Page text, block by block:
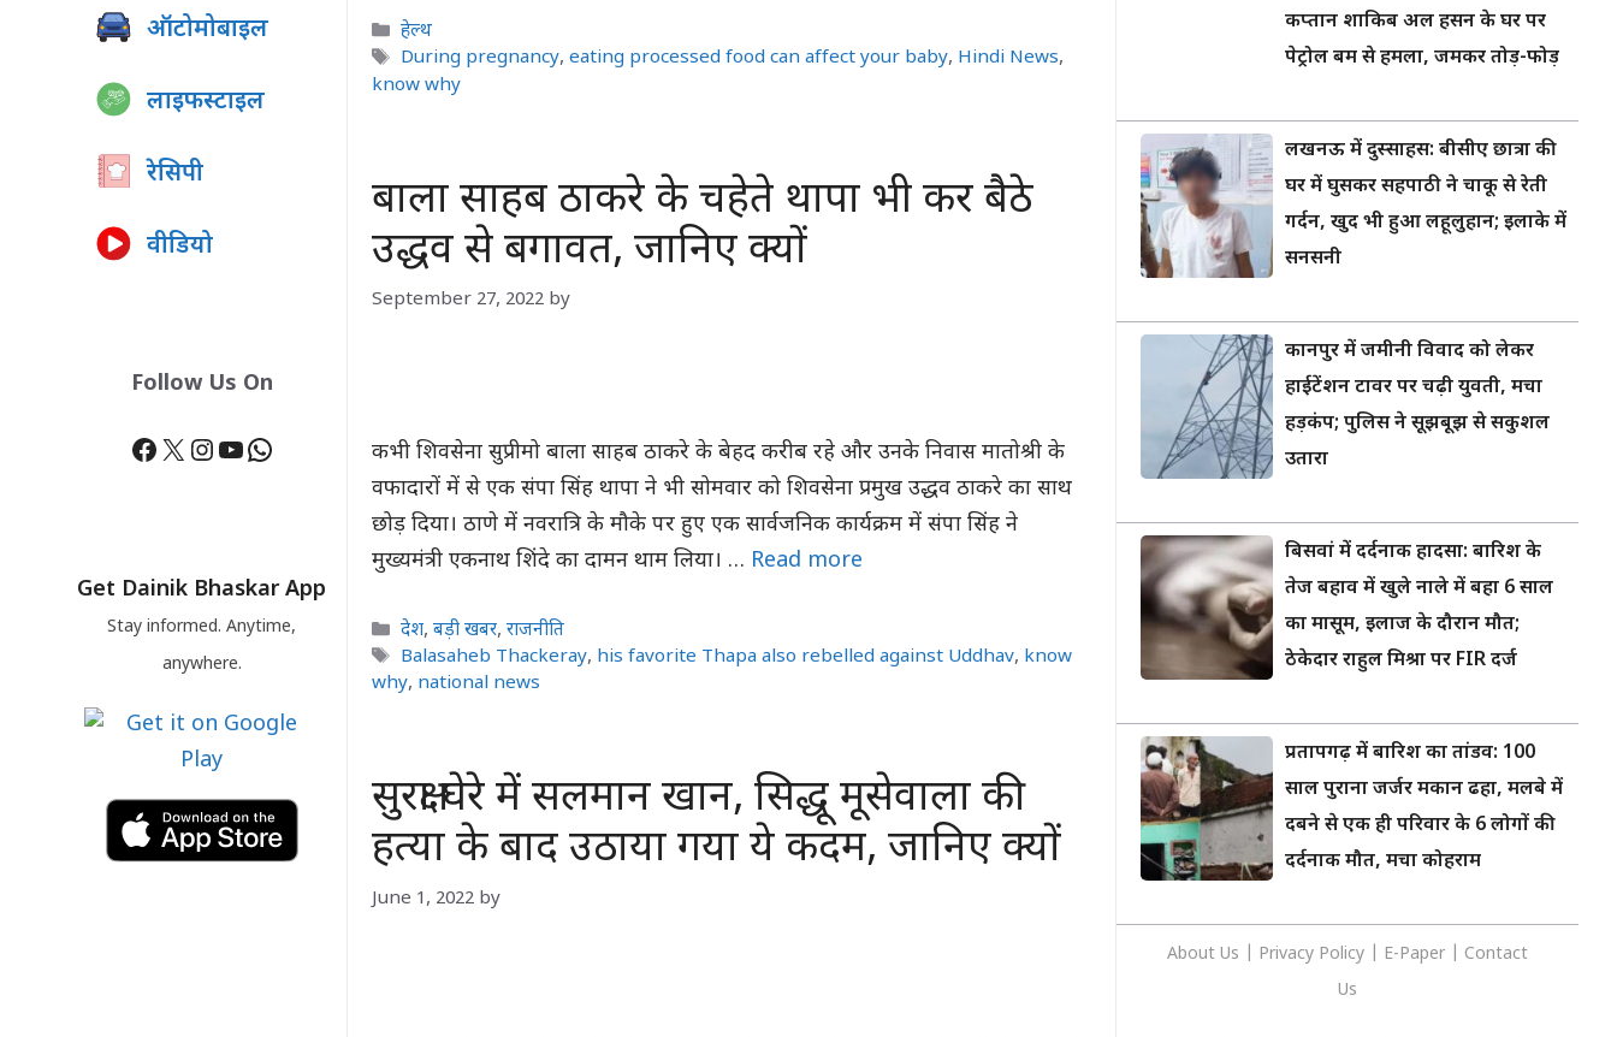
Categories
हेल्थ
Tags
During pregnancy,eating processed food can affect your baby, Hindi News,
know why
बाला साहब ठाकरे के चहेते थापा भी कर बैठे
उद्धव से बगावत, जानिए क्यों
September 27, 2022 by
कभी शिवसेना सुप्रीमो बाला साहब ठाकरे के बेहद करीब रहे और उनके निवास मातोश्री के
वफादारों में से एक संपा सिंह थापा ने भी सोमवार को शिवसेना प्रमुख उद्धव ठाकरे का साथ
छोड़ दिया। ठाणे में नवरात्रि के मौके पर हुए एक सार्वजनिक कार्यक्रम में संपा सिंह ने
मुख्यमंत्री एकनाथ शिंदे का दामन थाम लिया। … Read more
Categories
देश,बड़ी खबर,राजनीति
Tags
Balasaheb Thackeray, his favorite Thapa also rebelled against Uddhav, know
why, national news
सुरक्षा घेरे में सलमान खान, सिद्धू मूसेवाला की
हत्या के बाद उठाया गया ये कदम, जानिए क्यों
June 1, 2022 by
ऑटोमोबाइल
लाइफस्टाइल
रेसिपी
वीडियो
Follow Us On
Facebook
X Instagram
YouTube
WhatsApp
Get Dainik Bhaskar App
Stay informed. Anytime,
anywhere.
कप्तान शाकिब अल हसन के घर पर
पेट्रोल बम से हमला, जमकर तोड़-फोड़
लखनऊ में दुस्साहस: बीसीए छात्रा की
घर में घुसकर सहपाठी ने चाकू से रेती
गर्दन, खुद भी हुआ लहूलुहान; इलाके में
सनसनी
कानपुर में जमीनी विवाद को लेकर
हाईटेंशन टावर पर चढ़ी युवती, मचा
हड़कंप; पुलिस ने सूझबूझ से सकुशल
उतारा
बिसवां में दर्दनाक हादसा: बारिश के
तेज बहाव में खुले नाले में बहा 6 साल
का मासूम, इलाज के दौरान मौत;
ठेकेदार राहुल मिश्रा पर FIR दर्ज
प्रतापगढ़ में बारिश का तांडव: 100
साल पुराना जर्जर मकान ढहा, मलबे में
दबने से एक ही परिवार के 6 लोगों की
दर्दनाक मौत, मचा कोहराम
About Us Privacy Policy E-Paper
Contact
Us